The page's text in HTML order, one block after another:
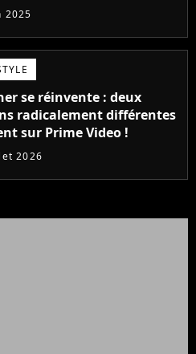
principaux
2025
se réinvente : deux
radicalement différentes
sur Prime Video !
2026